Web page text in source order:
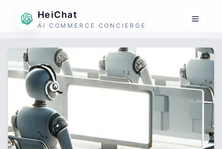
HeiChat
AI COMMERCE CONCIERGE